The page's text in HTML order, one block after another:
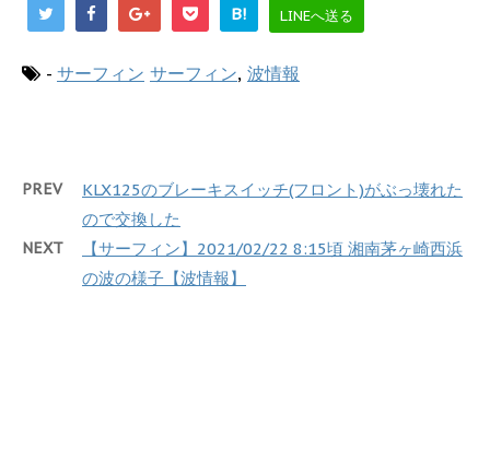
B! LINEへ送る
- サーフィン サーフィン, 波情報
PREV
KLX125のブレーキスイッチ(フロント)がぶっ壊れた
ので交換した
NEXT
【サーフィン】2021/02/22 8:15頃 湘南茅ヶ崎西浜
の波の様子【波情報】